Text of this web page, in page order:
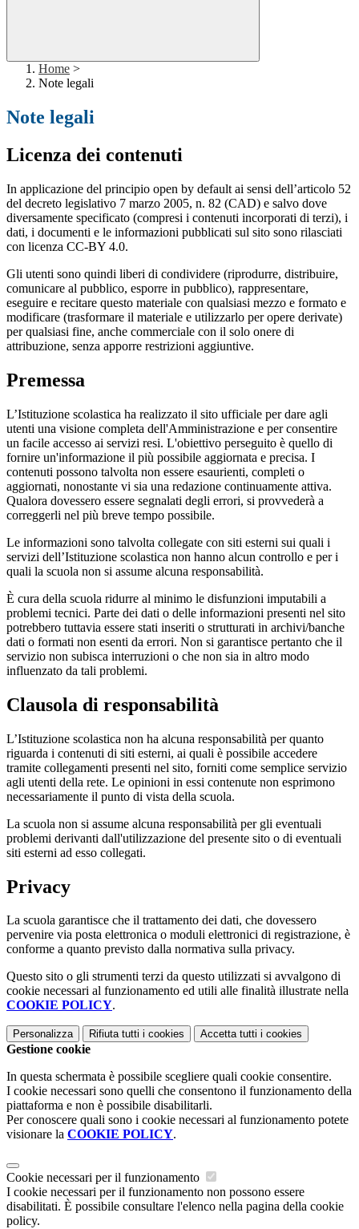
Home >
Note legali
Note legali
Licenza dei contenuti
In applicazione del principio open by default ai sensi dell’articolo 52
del decreto legislativo 7 marzo 2005, n. 82 (CAD) e salvo dove
diversamente specificato (compresi i contenuti incorporati di terzi), i
dati, i documenti e le informazioni pubblicati sul sito sono rilasciati
con licenza CC-BY 4.0.
Gli utenti sono quindi liberi di condividere (riprodurre, distribuire,
comunicare al pubblico, esporre in pubblico), rappresentare,
eseguire e recitare questo materiale con qualsiasi mezzo e formato e
modificare (trasformare il materiale e utilizzarlo per opere derivate)
per qualsiasi fine, anche commerciale con il solo onere di
attribuzione, senza apporre restrizioni aggiuntive.
Premessa
L’Istituzione scolastica ha realizzato il sito ufficiale per dare agli
utenti una visione completa dell'Amministrazione e per consentire
un facile accesso ai servizi resi. L'obiettivo perseguito è quello di
fornire un'informazione il più possibile aggiornata e precisa. I
contenuti possono talvolta non essere esaurienti, completi o
aggiornati, nonostante vi sia una redazione continuamente attiva.
Qualora dovessero essere segnalati degli errori, si provvederà a
correggerli nel più breve tempo possibile.
Le informazioni sono talvolta collegate con siti esterni sui quali i
servizi dell’Istituzione scolastica non hanno alcun controllo e per i
quali la scuola non si assume alcuna responsabilità.
È cura della scuola ridurre al minimo le disfunzioni imputabili a
problemi tecnici. Parte dei dati o delle informazioni presenti nel sito
potrebbero tuttavia essere stati inseriti o strutturati in archivi/banche
dati o formati non esenti da errori. Non si garantisce pertanto che il
servizio non subisca interruzioni o che non sia in altro modo
influenzato da tali problemi.
Clausola di responsabilità
L’Istituzione scolastica non ha alcuna responsabilità per quanto
riguarda i contenuti di siti esterni, ai quali è possibile accedere
tramite collegamenti presenti nel sito, forniti come semplice servizio
agli utenti della rete. Le opinioni in essi contenute non esprimono
necessariamente il punto di vista della scuola.
La scuola non si assume alcuna responsabilità per gli eventuali
problemi derivanti dall'utilizzazione del presente sito o di eventuali
siti esterni ad esso collegati.
Privacy
La scuola garantisce che il trattamento dei dati, che dovessero
pervenire via posta elettronica o moduli elettronici di registrazione, è
conforme a quanto previsto dalla normativa sulla privacy.
Questo sito o gli strumenti terzi da questo utilizzati si avvalgono di
cookie necessari al funzionamento ed utili alle finalità illustrate nella
COOKIE POLICY.
Personalizza Rifiuta tutti i cookies Accetta tutti i cookies
Gestione cookie
In questa schermata è possibile scegliere quali cookie consentire.
I cookie necessari sono quelli che consentono il funzionamento della
piattaforma e non è possibile disabilitarli.
Per conoscere quali sono i cookie necessari al funzionamento potete
visionare la COOKIE POLICY.
Cookie necessari per il funzionamento
I cookie necessari per il funzionamento non possono essere
disabilitati. È possibile consultare l'elenco nella pagina della cookie
policy.